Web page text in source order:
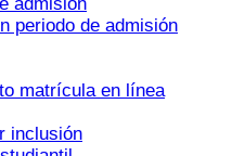
periodo de admisión
matrícula en línea
inclusión